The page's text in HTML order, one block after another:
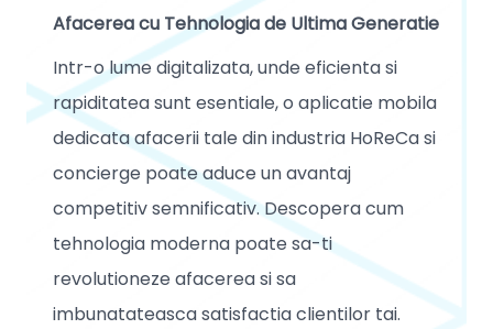
Afacerea cu Tehnologia de Ultima Generatie
Intr-o lume digitalizata, unde eficienta si
rapiditatea sunt esentiale, o aplicatie mobila
dedicata afacerii tale din industria HoReCa si
concierge poate aduce un avantaj
competitiv semnificativ. Descopera cum
tehnologia moderna poate sa-ti
revolutioneze afacerea si sa
imbunatateasca satisfactia clientilor tai.